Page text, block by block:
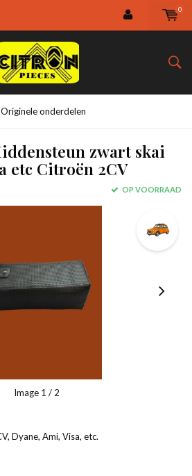
0
Originele onderdelen
zwart skai
etc Citroën 2CV
OP VOORRAAD
Image 1 / 2
Dyane, Ami, Visa, etc.